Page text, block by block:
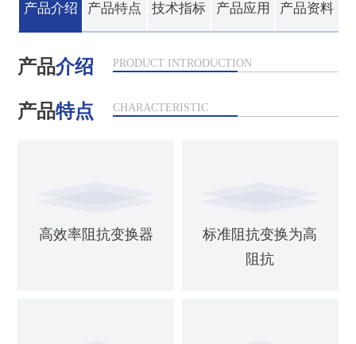
产品介绍 产品特点 技术指标 产品应用 产品资料
产品介绍 PRODUCT INTRODUCTION
产品特点 CHARACTERISTIC
高效率阻抗变换器
标准阻抗变换为高
阻抗